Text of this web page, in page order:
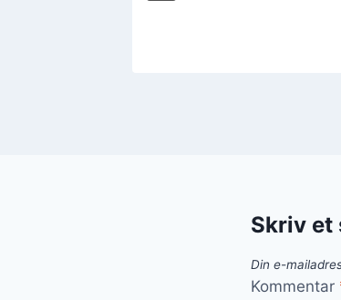
Skriv et
Din e-
Kommentar